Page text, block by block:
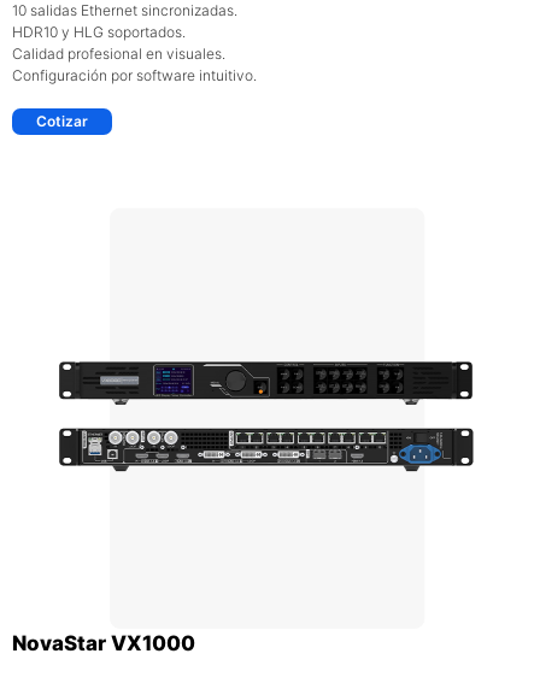
10 salidas Ethernet sincronizadas.
HDR10 y HLG soportados.
Calidad profesional en visuales.
Configuración por software intuitivo.
Cotizar
NovaStar VX1000